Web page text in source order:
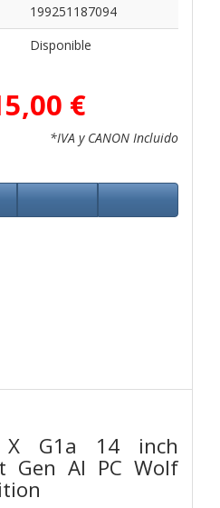
199251187094
Disponible
€
*IVA y CANON Incluido
X G1a 14 inch
Gen AI PC Wolf